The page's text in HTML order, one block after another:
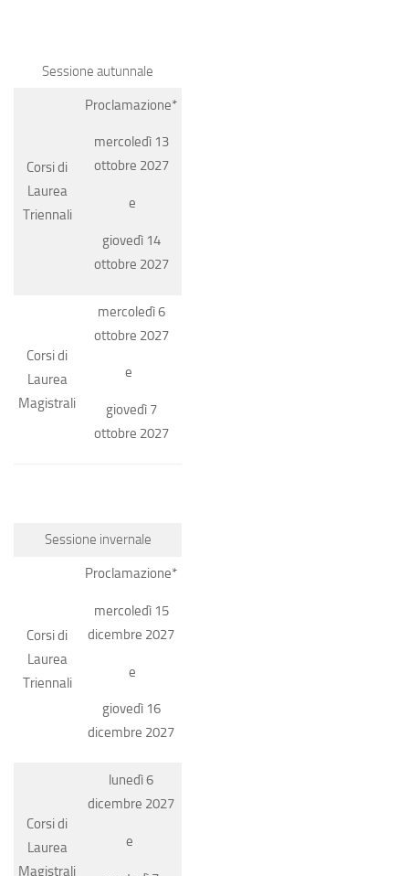
Sessione autunnale
Corsi di
Laurea
Triennali
Proclamazione*
mercoledì 13
ottobre 2027
e
giovedì 14
ottobre 2027
Corsi di
Laurea
Magistrali
mercoledì 6
ottobre 2027
e
giovedì 7
ottobre 2027
Sessione invernale
Corsi di
Laurea
Triennali
Proclamazione*
mercoledì 15
dicembre 2027
e
giovedì 16
dicembre 2027
Corsi di
Laurea
Magistrali
lunedì 6
dicembre 2027
e